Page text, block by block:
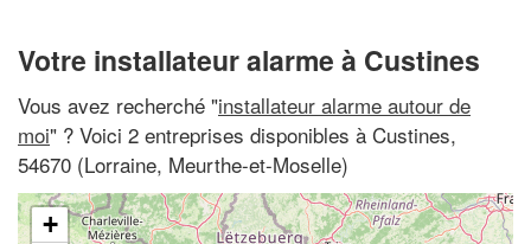
Votre installateur alarme à Custines
Vous avez recherché "installateur alarme autour de
moi" ? Voici 2 entreprises disponibles à Custines,
54670 (Lorraine, Meurthe-et-Moselle)
+